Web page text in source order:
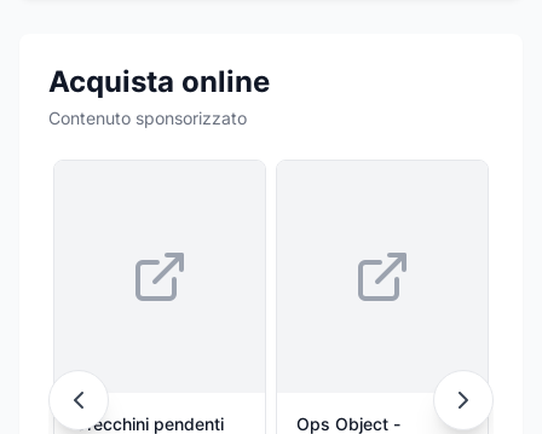
Acquista online
Contenuto sponsorizzato
Orecchini pendenti
Ops Object -